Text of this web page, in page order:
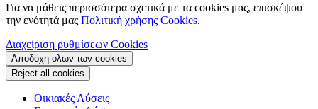
Για να μάθεις περισσότερα σχετικά με τα cookies μας, επισκέψου
την ενότητά μας Πολιτική χρήσης Cookies.
Διαχείριση ρυθμίσεων Cookies
Αποδοχη ολων των cookies
Reject all cookies
Οικιακές Λύσεις